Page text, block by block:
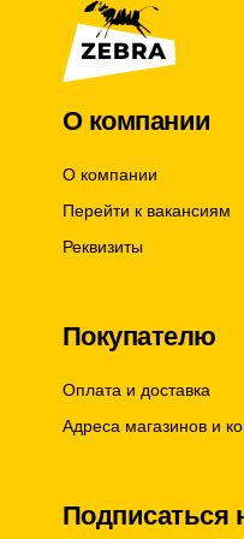
О компании
О компании
Перейти к вакансиям
Реквизиты
Покупателю
Оплата и доставка
Адреса магазинов и
Подписаться